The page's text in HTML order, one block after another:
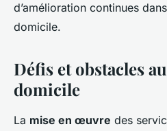
d’amélioration continues
domicile.
Défis et obstacles
domicile
La mise en œuvre des